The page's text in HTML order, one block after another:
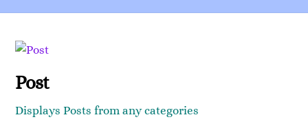
Post
Displays Posts from any categories